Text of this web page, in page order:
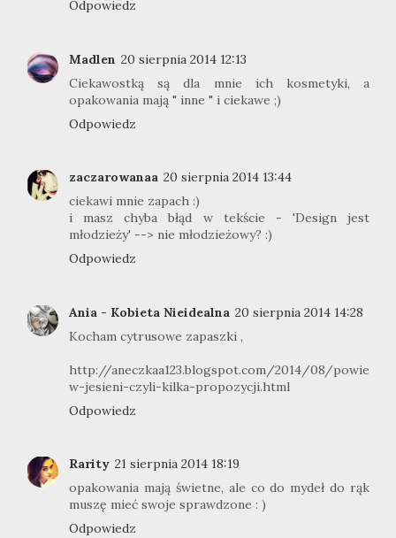
Odpowiedz
Madlen 20 sierpnia 2014 12:13
Ciekawostką są dla mnie ich kosmetyki, a
opakowania mają " inne " i ciekawe ;)
Odpowiedz
zaczarowanaa 20 sierpnia 2014 13:44
ciekawi mnie zapach :)
i masz chyba błąd w tekście - 'Design jest
młodzieży' --> nie młodzieżowy? :)
Odpowiedz
Ania - Kobieta Nieidealna 20 sierpnia 2014 14:28
Kocham cytrusowe zapaszki ,
http://aneczkaa123.blogspot.com/2014/08/powie
w-jesieni-czyli-kilka-propozycji.html
Odpowiedz
Rarity 21 sierpnia 2014 18:19
opakowania mają świetne, ale co do mydeł do rąk
muszę mieć swoje sprawdzone : )
Odpowiedz